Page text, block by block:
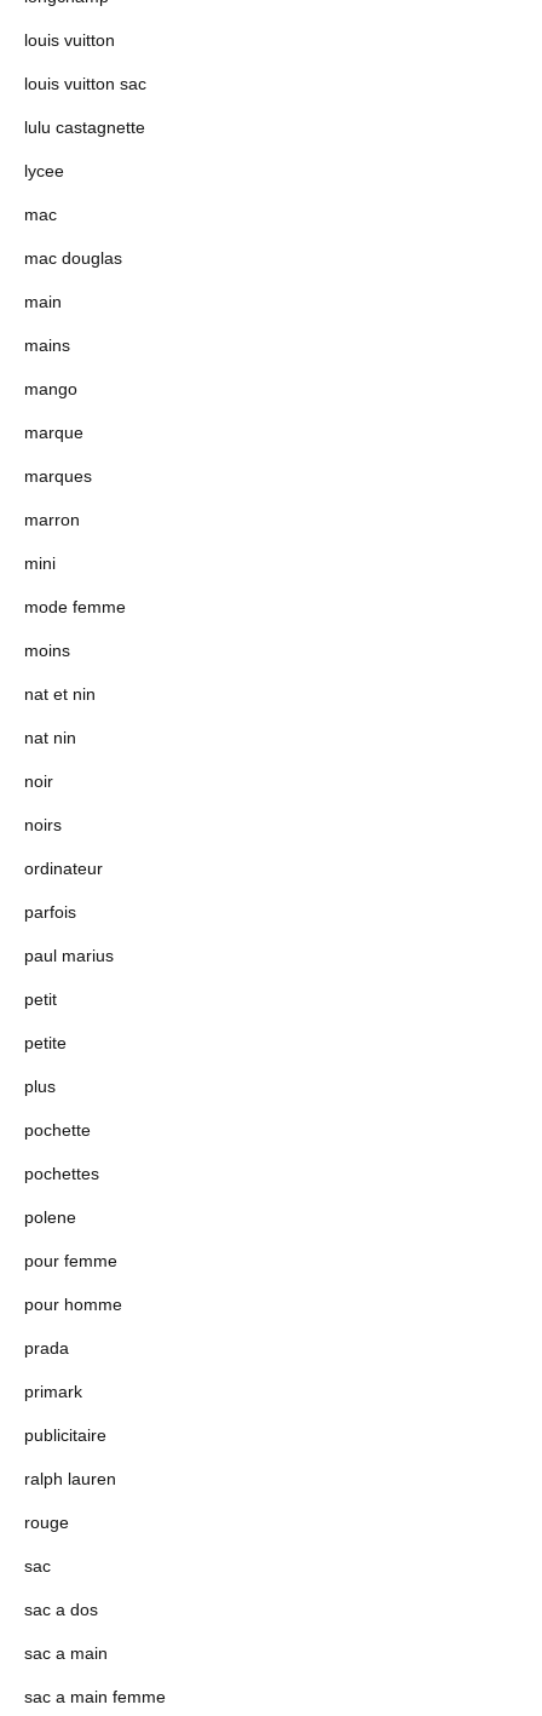
louis vuitton
louis vuitton sac
lulu castagnette
lycee
mac
mac douglas
main
mains
mango
marque
marques
marron
mini
mode femme
moins
nat et nin
nat nin
noir
noirs
ordinateur
parfois
paul marius
petit
petite
plus
pochette
pochettes
polene
pour femme
pour homme
prada
primark
publicitaire
ralph lauren
rouge
sac
sac a dos
sac a main
sac a main femme